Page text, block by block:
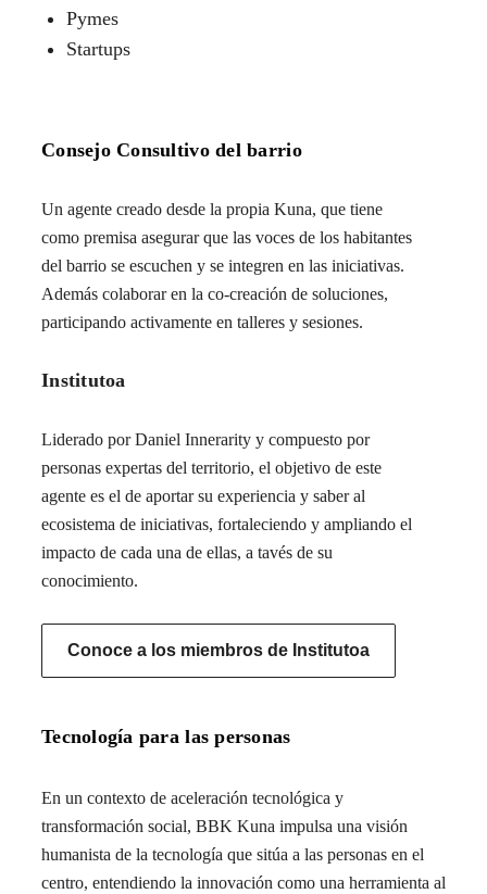
Pymes
Startups
Consejo Consultivo del barrio
Un agente creado desde la propia Kuna, que tiene
como premisa asegurar que las voces de los habitantes
del barrio se escuchen y se integren en las iniciativas.
Además colaborar en la co-creación de soluciones,
participando activamente en talleres y sesiones.
Institutoa
Liderado por Daniel Innerarity y compuesto por
personas expertas del territorio, el objetivo de este
agente es el de aportar su experiencia y saber al
ecosistema de iniciativas, fortaleciendo y ampliando el
impacto de cada una de ellas, a tavés de su
conocimiento.
Conoce a los miembros de Institutoa
Tecnología para las personas
En un contexto de aceleración tecnológica y
transformación social, BBK Kuna impulsa una visión
humanista de la tecnología que sitúa a las personas en el
centro, entendiendo la innovación como una herramienta al